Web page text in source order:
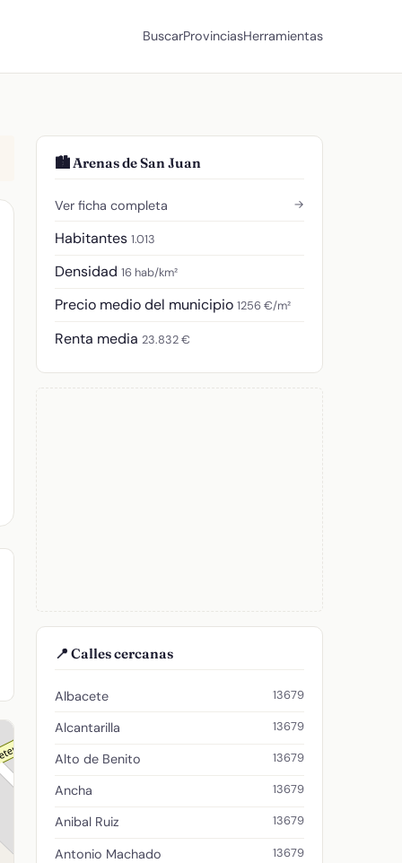
BuscarProvinciasHerramientas
🏙️ Arenas de San Juan
Ver ficha completa →
Habitantes 1.013
Densidad 16 hab/km²
Precio medio del municipio 1256 €/m²
Renta media 23.832 €
📍 Calles cercanas
Albacete 13679
Alcantarilla 13679
Alto de Benito 13679
Ancha 13679
Anibal Ruiz 13679
Antonio Machado 13679